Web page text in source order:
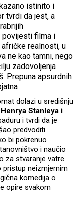
istinito i
tvrdi da jest, a
povijesti filma i
realnosti, u
ne kao tamni, nego
zadovoljenja
Prepuna apsurdnih
dolazi u središnju
Stanleya i
i tvrdi da je
predvoditi
bi pokrenuo
i naučio
za stvaranje vatre.
pristup neizmjernim
komedija o
opire svakom